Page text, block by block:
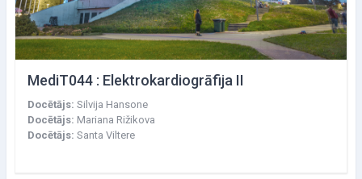
MediT044 : Elektrokardiogrāfija II
Docētājs: Silvija Hansone
Docētājs: Mariana Rižikova
Docētājs: Santa Viltere